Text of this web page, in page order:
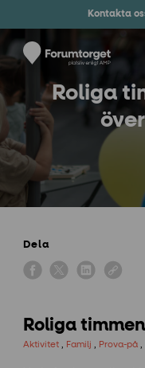
Kontakta
Roliga
Dela
Roliga
Aktivitet Familj Prova-på